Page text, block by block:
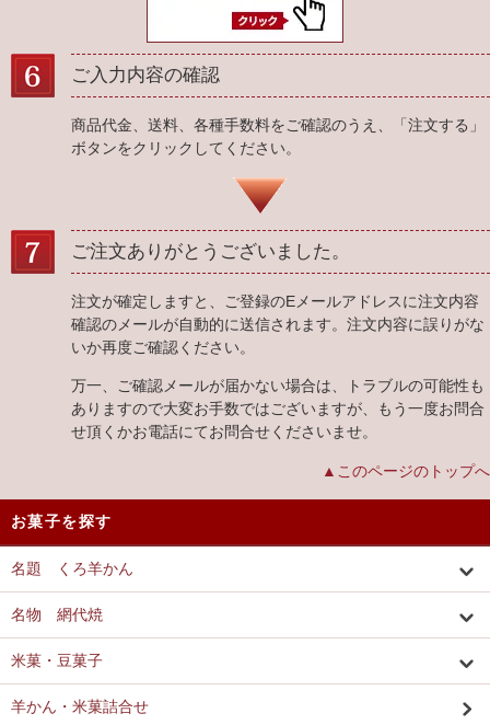
ご入力内容の確認
商品代金、送料、各種手数料をご確認のうえ、「注文する」
ボタンをクリックしてください。
ご注文ありがとうございました。
注文が確定しますと、ご登録のEメールアドレスに注文内容
確認のメールが自動的に送信されます。注文内容に誤りがな
いか再度ご確認ください。
万一、ご確認メールが届かない場合は、トラブルの可能性も
ありますので大変お手数ではございますが、もう一度お問合
せ頂くかお電話にてお問合せくださいませ。
▲このページのトップへ
お菓子を探す
名題 くろ羊かん
名物 網代焼
米菓・豆菓子
羊かん・米菓詰合せ